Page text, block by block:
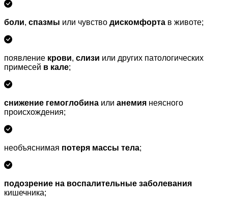
боли, спазмы или чувство дискомфорта в животе;
появление крови, слизи или других патологических
примесей в кале;
снижение гемоглобина или анемия неясного
происхождения;
необъяснимая потеря массы тела;
подозрение на воспалительные заболевания
кишечника;